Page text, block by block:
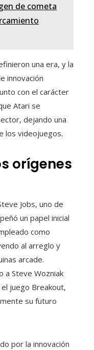
de cometa
una era, y la
innovación
con el carácter
Atari se
dejando una
los videojuegos.
orígenes
Jobs, uno de
un papel inicial
como
al arreglo y
arcade.
a Steve Wozniak
juego Breakout,
su futuro
por la innovación